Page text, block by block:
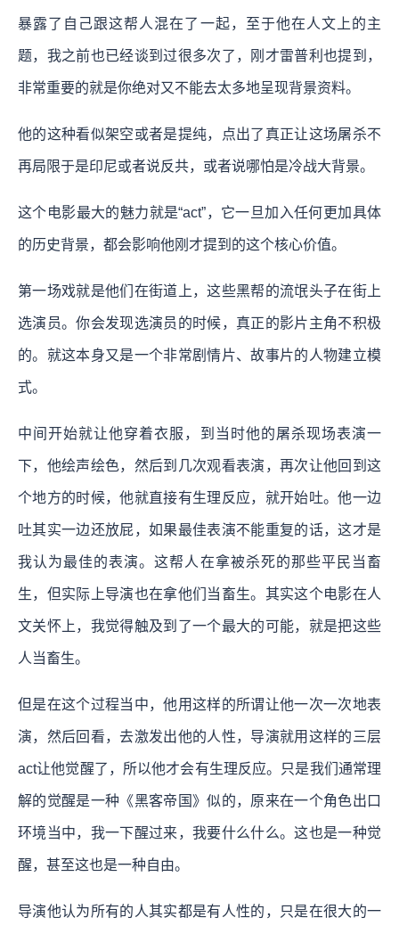
暴露了自己跟这帮人混在了一起，至于他在人文上的主
题，我之前也已经谈到过很多次了，刚才雷普利也提到，
非常重要的就是你绝对又不能去太多地呈现背景资料。
他的这种看似架空或者是提纯，点出了真正让这场屠杀不
再局限于是印尼或者说反共，或者说哪怕是冷战大背景。
这个电影最大的魅力就是“act”，它一旦加入任何更加具体
的历史背景，都会影响他刚才提到的这个核心价值。
第一场戏就是他们在街道上，这些黑帮的流氓头子在街上
选演员。你会发现选演员的时候，真正的影片主角不积极
的。就这本身又是一个非常剧情片、故事片的人物建立模
式。
中间开始就让他穿着衣服，到当时他的屠杀现场表演一
下，他绘声绘色，然后到几次观看表演，再次让他回到这
个地方的时候，他就直接有生理反应，就开始吐。他一边
吐其实一边还放屁，如果最佳表演不能重复的话，这才是
我认为最佳的表演。这帮人在拿被杀死的那些平民当畜
生，但实际上导演也在拿他们当畜生。其实这个电影在人
文关怀上，我觉得触及到了一个最大的可能，就是把这些
人当畜生。
但是在这个过程当中，他用这样的所谓让他一次一次地表
演，然后回看，去激发出他的人性，导演就用这样的三层
act让他觉醒了，所以他才会有生理反应。只是我们通常理
解的觉醒是一种《黑客帝国》似的，原来在一个角色出口
环境当中，我一下醒过来，我要什么什么。这也是一种觉
醒，甚至这也是一种自由。
导演他认为所有的人其实都是有人性的，只是在很大的一